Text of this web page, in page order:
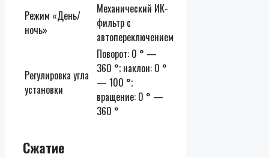
Режим «День/
ночь»
Механический ИК-
фильтр с
автопереключением
Регулировка угла
установки
Поворот: 0 ° —
360 °; наклон: 0 °
— 100 °;
вращение: 0 ° —
360 °
Сжатие